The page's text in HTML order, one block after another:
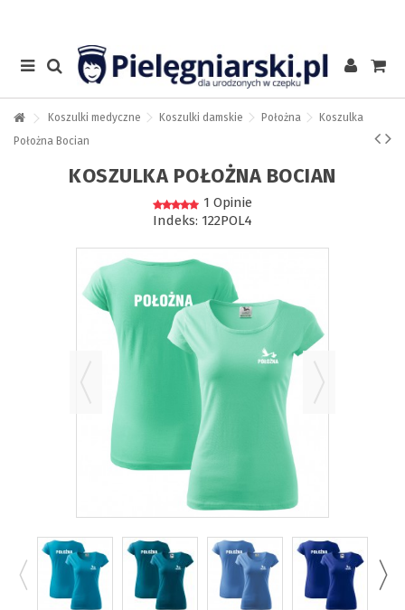
Koszulki medyczne Koszulki damskie Położna
Koszulka
Położna Bocian
KOSZULKA POŁOŻNA BOCIAN
1 Opinie
Indeks: 122POL4